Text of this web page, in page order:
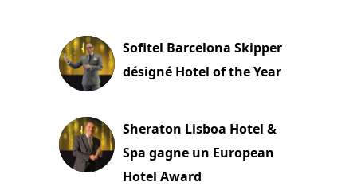
Sofitel Barcelona Skipper
désigné Hotel of the Year
Sheraton Lisboa Hotel &
Spa gagne un European
Hotel Award